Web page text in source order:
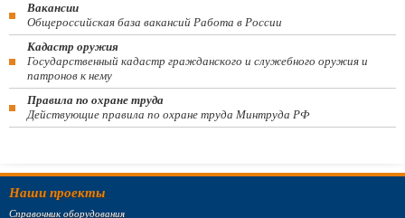
Вакансии
Общероссийская база вакансий Работа в России
Кадастр оружия
Государственный кадастр гражданского и служебного оружия и
патронов к нему
Правила по охране труда
Действующие правила по охране труда Минтруда РФ
Наши проекты
Справочник оборудования